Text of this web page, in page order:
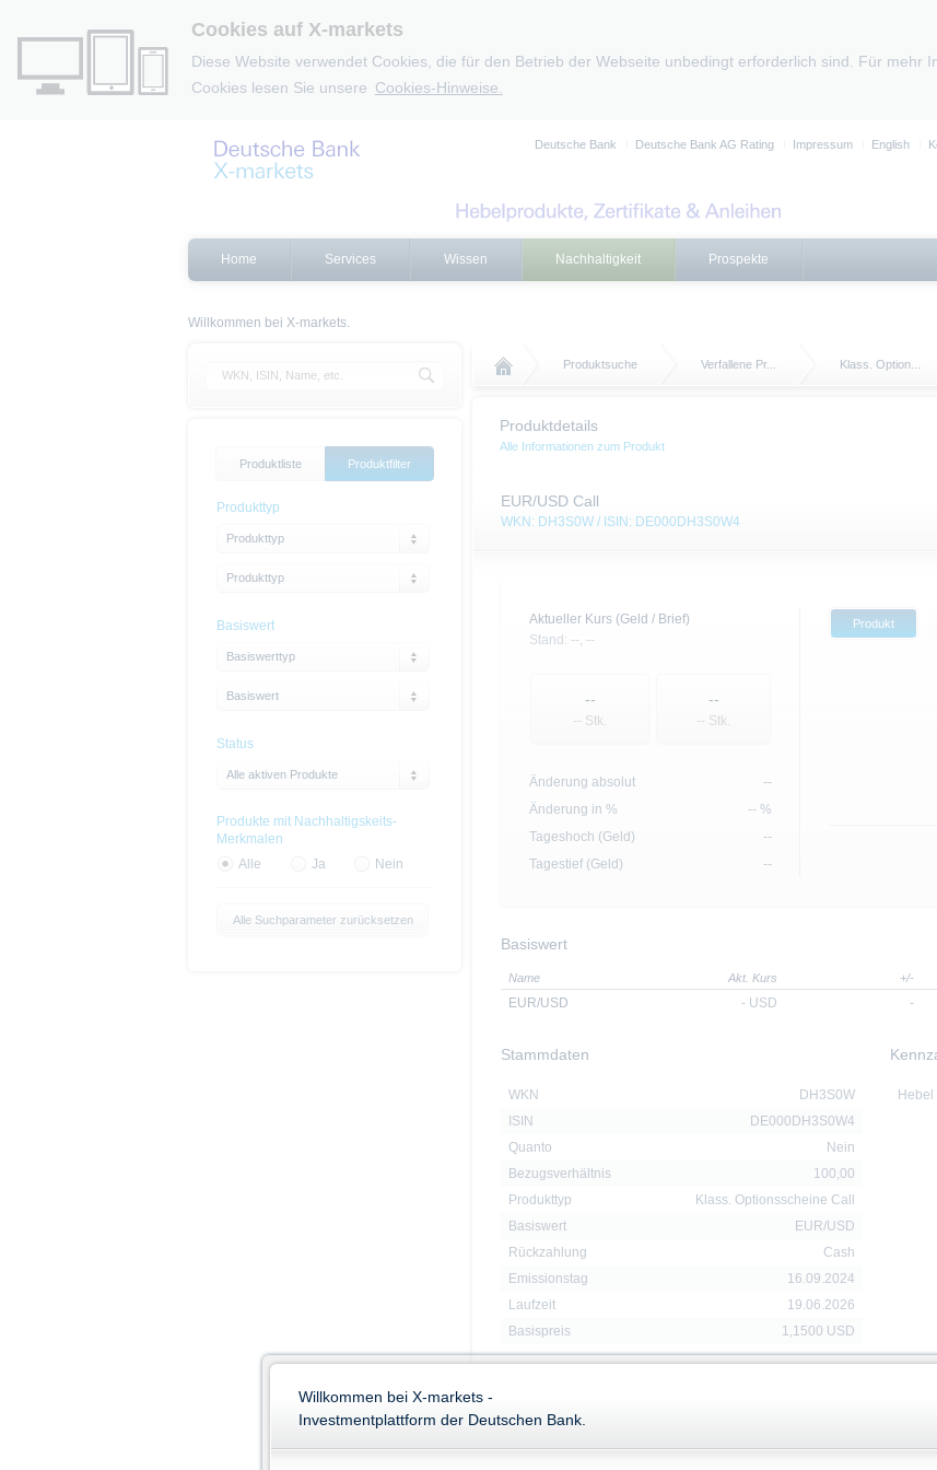
Cookies auf X-markets
Diese Website verwendet Cookies, die für den Betrieb der Webseite unbedingt erforderlich sind. Für mehr
Cookies lesen Sie unsere Cookies-Hinweise.
Deutsche Bank Deutsche Bank AG Rating Impressum English
Home Services Wissen Nachhaltigkeit Prospekte
Willkommen bei X-markets.
Produktsuche Verfallene Pr... Klass. Option...
Produktdetails
Alle Informationen zum Produkt
EUR/USD Call
WKN: DH3S0W / ISIN: DE000DH3S0W4
Aktueller Kurs (Geld / Brief)
Stand: --, --
--
-- Stk.
--
-- Stk.
Änderung absolut
--
Änderung in %
-- %
Tageshoch (Geld)
--
Tagestief (Geld)
--
Produkt
Basiswert
Name Akt. Kurs +/-
EUR/USD - USD -
Stammdaten
WKN
DH3S0W
ISIN
DE000DH3S0W4
Quanto
Nein
Bezugsverhältnis
100,00
Produkttyp
Klass. Optionsscheine Call
Basiswert
EUR/USD
Rückzahlung
Cash
Emissionstag
16.09.2024
Laufzeit
19.06.2026
Basispreis
1,1500 USD
Hebel
Downloads
Produktliste Produktfilter
Produkttyp
Produkttyp
Produkttyp
Basiswert
Basiswerttyp
Basiswert
Status
Alle aktiven Produkte
Produkte mit Nachhaltigskeits-
Merkmalen
Alle
Ja Nein
Alle Suchparameter zurücksetzen
Willkommen bei X-markets -
Investmentplattform der Deutschen Bank.